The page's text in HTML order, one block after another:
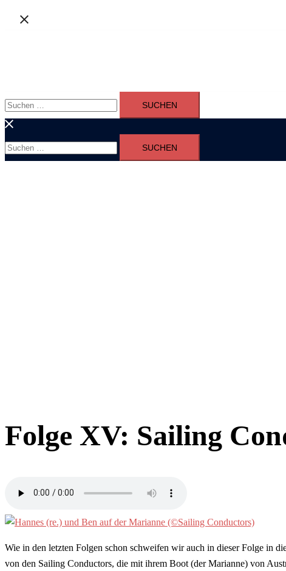
Suchen
nach:
Suchen
nach:
Folge XV: Sailing
Wie in den letzten Folgen schon schweifen wir auch in dieser Folge in
von den Sailing Conductors, die mit ihrem Boot (der Marianne) von